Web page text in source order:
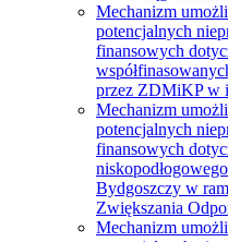
Mechanizm
potencjalnych
finansowych
przez ZDMiKP w
Mechanizm
potencjalnych
finansowych
Bydgoszczy w
Zwiększania
Mechanizm